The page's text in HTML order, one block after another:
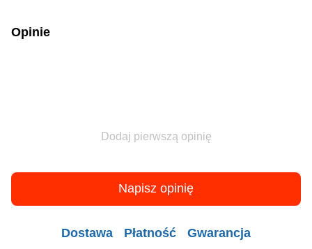
Opinie
Dodaj pierwszą opinię
Napisz opinię
Dostawa Płatność Gwarancja